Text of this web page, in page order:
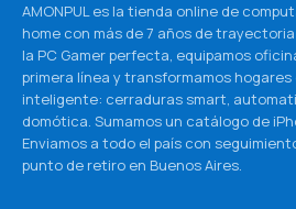
AMONPUL es la tienda online de
home con más de 7 años de
la PC Gamer perfecta, equipamos
primera línea y transformamos
inteligente: cerraduras smart,
domótica. Sumamos un catálogo de
Enviamos a todo el país con
punto de retiro en Buenos Aires.